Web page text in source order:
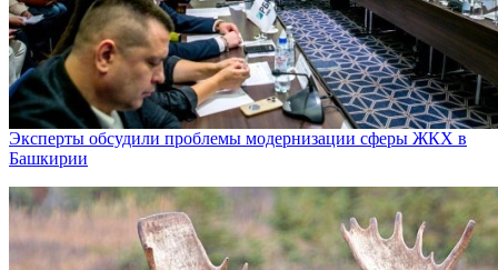
Эксперты обсудили проблемы модернизации сферы ЖКХ в
Башкирии